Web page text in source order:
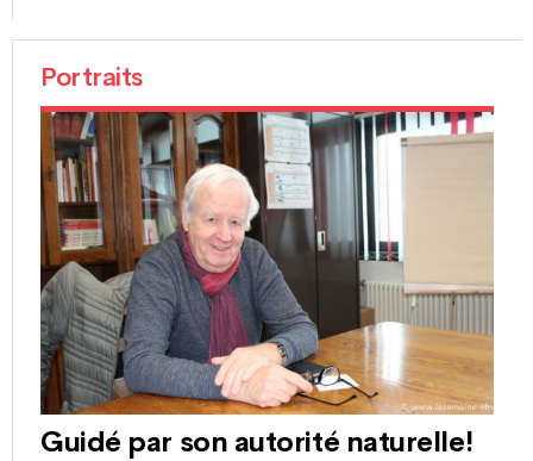
Portraits
Guidé par son autorité naturelle!